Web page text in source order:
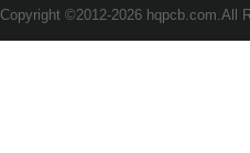
Copyright ©2012-2026 hqpcb.com.All